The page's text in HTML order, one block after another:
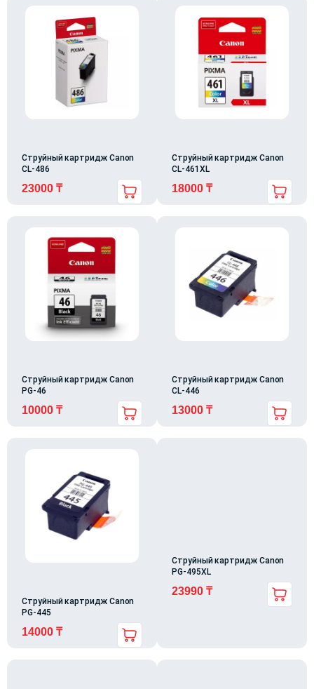
Струйный картридж Canon
CL-486
23000 ₸
Струйный картридж Canon
CL-461XL
18000 ₸
Струйный картридж Canon
PG-46
10000 ₸
Струйный картридж Canon
CL-446
13000 ₸
Струйный картридж Canon
PG-445
14000 ₸
Струйный картридж Canon
PG-495XL
23990 ₸